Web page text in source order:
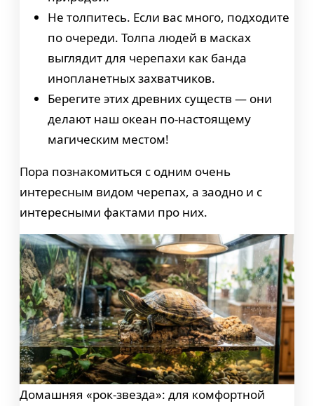
Не толпитесь. Если вас много, подходите
по очереди. Толпа людей в масках
выглядит для черепахи как банда
инопланетных захватчиков.
Берегите этих древних существ — они
делают наш океан по-настоящему
магическим местом!
Пора познакомиться с одним очень
интересным видом черепах, а заодно и с
интересными фактами про них.
Домашняя «рок-звезда»: для комфортной